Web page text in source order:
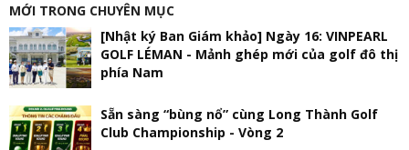
MỚI TRONG CHUYÊN MỤC
[Nhật ký Ban Giám khảo] Ngày 16: VINPEARL
GOLF LÉMAN - Mảnh ghép mới của golf đô thị
phía Nam
Sẵn sàng “bùng nổ” cùng Long Thành Golf
Club Championship - Vòng 2